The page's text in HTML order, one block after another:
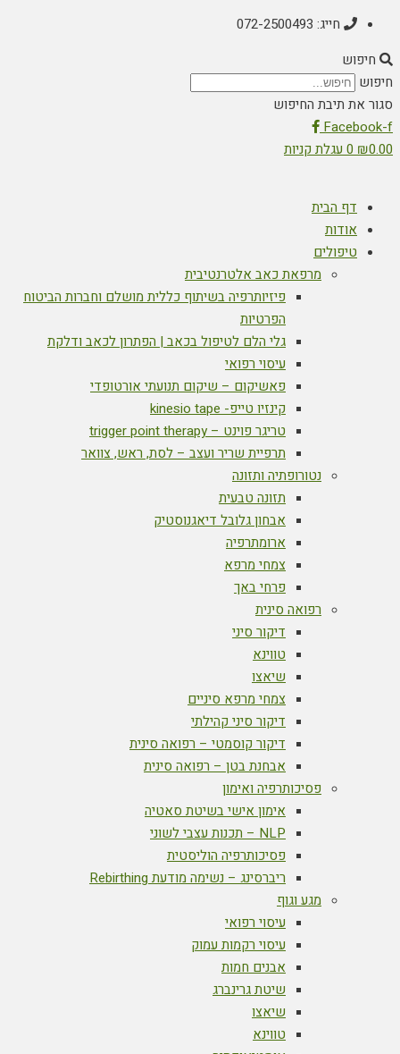
חייג: 072-2500493
חיפוש
חיפוש
סגור את תיבת החיפוש
Facebook-f
₪0.00
0 עגלת קניות
דף הבית
אודות
טיפולים
מרפאת כאב אלטרנטיבית
פיזיותרפיה בשיתוף כללית מושלם וחברות הביטוח
הפרטיות
גלי הלם לטיפול בכאב | הפתרון לכאב ודלקת
עיסוי רפואי
פאשיקום – שיקום תנועתי אורטופדי
קינזיו טייפ- kinesio tape
טריגר פוינט – trigger point therapy
תרפיית שריר ועצב – לסת, ראש, צוואר
נטורופתיה ותזונה
תזונה טבעית
אבחון גלובל דיאגנוסטיק
ארומתרפיה
צמחי מרפא
פרחי באך
רפואה סינית
דיקור סיני
טווינא
שיאצו
צמחי מרפא סיניים
דיקור סיני קהילתי
דיקור קוסמטי – רפואה סינית
אבחנת בטן – רפואה סינית
פסיכותרפיה ואימון
אימון אישי בשיטת סאטיה
NLP – תכנות עצבי לשוני
פסיכותרפיה הוליסטית
ריברסינג – נשימה מודעת Rebirthing
מגע וגוף
עיסוי רפואי
עיסוי רקמות עמוק
אבנים חמות
שיטת גרינברג
שיאצו
טווינא